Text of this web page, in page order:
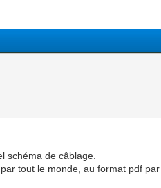
schéma de câblage.
tout le monde, au format pdf par